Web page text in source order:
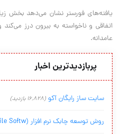
یافته‌های فورستر نشان می‌دهد بخش
اتفاقی و ناخواسته به بیرون درز
عامدانه.
پربازدیدترین اخبار
سایت ساز رایگان آکو (16,828 بازدید)
روش توسعه چابک نرم افزار (Agile Softw...